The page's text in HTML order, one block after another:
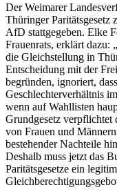
Der Weimarer
Thüringer Paritätsgesetz
AfD stattgegeben. Elke
Frauenrats, erklärt dazu:
die Gleichstellung in
Entscheidung mit der
begründen, ignoriert,
Geschlechterverhältnis
wenn auf Wahllisten
Grundgesetz verpflichtet
von Frauen und
bestehender Nachteile
Deshalb muss jetzt das
Paritätsgesetze ein